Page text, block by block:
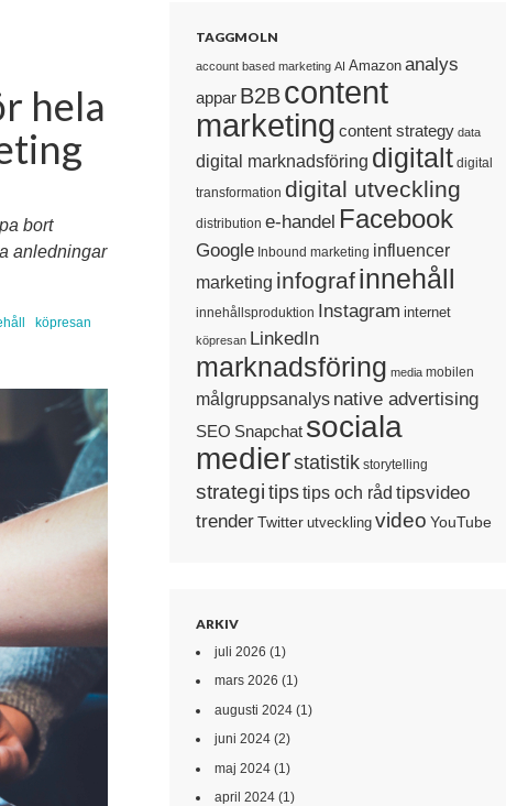
hela
bort
anledningar
köpresan
TAGGMOLN
account based marketing AI Amazon analys
appar B2Bcontent
marketing content strategy data
digital marknadsföring digitalt digital
transformation digital utveckling
distribution e-handel Facebook
Google Inbound marketing influencer
marketing infografinnehåll
innehållsproduktion Instagram internet
köpresan LinkedIn
marknadsföring media mobilen
målgruppsanalys native advertising
SEO Snapchat sociala
medierstatistik storytelling
strategi tipstips och råd tipsvideo
trender Twitter utveckling video YouTube
ARKIV
juli 2026 (1)
mars 2026 (1)
augusti 2024(1)
juni 2024(2)
maj 2024(1)
april 2024(1)